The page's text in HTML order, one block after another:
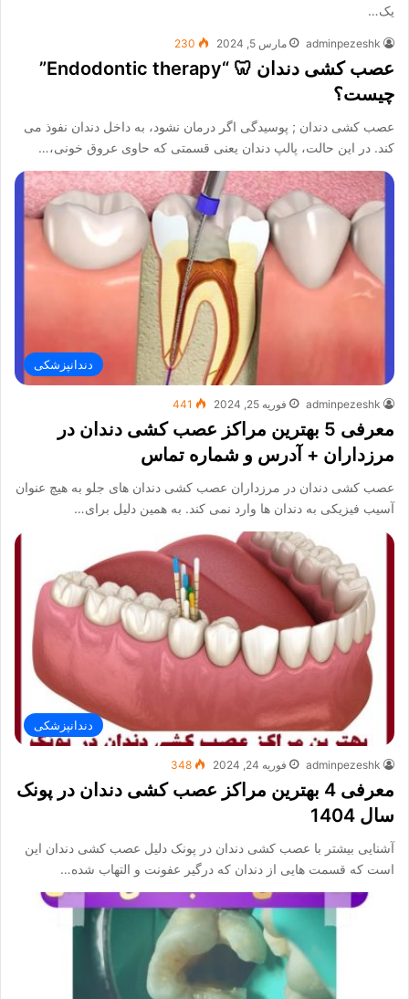
یک…
adminpezeshk مارس 5, 2024 230
عصب کشی دندان 🦷 “Endodontic therapy”
چیست؟
عصب کشی دندان ; پوسیدگی اگر درمان نشود، به داخل دندان نفوذ می
کند. در این حالت، پالپ دندان یعنی قسمتی که حاوی عروق خونی،…
دندانپزشکی
adminpezeshk فوریه 25, 2024 441
معرفی 5 بهترین مراکز عصب کشی دندان در
مرزداران + آدرس و شماره تماس
عصب کشی دندان در مرزداران عصب کشی دندان های جلو به هیچ عنوان
آسیب فیزیکی به دندان ها وارد نمی کند. به همین دلیل برای…
دندانپزشکی
adminpezeshk فوریه 24, 2024 348
معرفی 4 بهترین مراکز عصب کشی دندان در پونک
سال 1404
آشنایی بیشتر با عصب کشی دندان در پونک دلیل عصب کشی دندان این
است که قسمت هایی از دندان که درگیر عفونت و التهاب شده…